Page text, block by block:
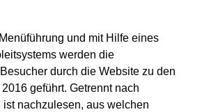
und mit Hilfe eines
werden die
durch die Website zu den
geführt. Getrennt nach
nachzulesen, aus welchen